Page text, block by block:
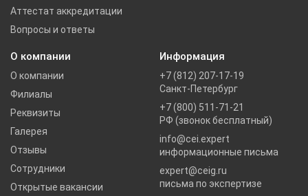
Аттестат аккредитации
Вопросы и ответы
О компании
О компании
Филиалы
Реквизиты
Галерея
Отзывы
Сотрудники
Открытые вакансии
Информация
+7 (812) 207-17-19
Санкт-Петербург
+7 (800) 511-71-21
РФ (звонок бесплатный)
info@cei.expert
информационные письма
expert@ceig.ru
письма по экспертизе